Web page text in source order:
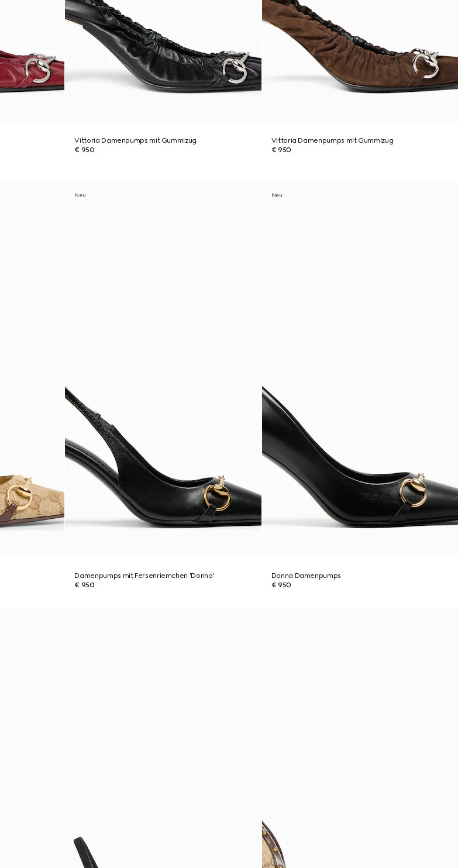
Vittoria Damenpumps mit Gummizug
€ 950
Vittoria Damenpumps mit Gummizug
€ 950
Neu
Damenpumps mit Fersenriemchen 'Donna'
€ 950
Neu
Donna Damenpumps
€ 950